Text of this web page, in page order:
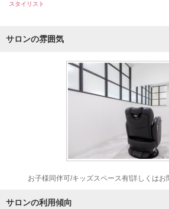
スタイリスト
サロンの雰囲気
お子様同伴可/キッズスペース有!詳しくはお
サロンの利用傾向